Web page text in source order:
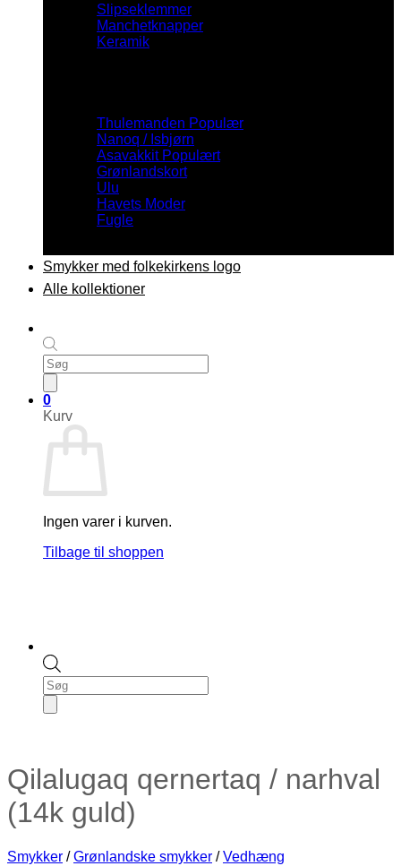
Products
search
0
Kurv
Ingen varer i kurven.
Tilbage til shoppen
Slipseklemmer
Manchetknapper
Keramik
Thulemanden
Nanoq / Isbjørn
Asavakkit
Grønlandskort
Ulu
Havets Moder
Fugle
Smykker med folkekirkens logo
Alle kollektioner
Products
search
Qilalugaq qernertaq / narhval
(14k guld)
Smykker / Grønlandske smykker / Vedhæng